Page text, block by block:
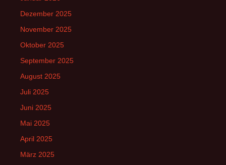
Dezember 2025
November 2025
Oktober 2025
September 2025
August 2025
Juli 2025
Juni 2025
Mai 2025
April 2025
März 2025